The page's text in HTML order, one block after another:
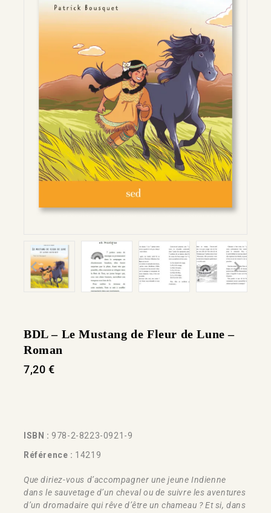
BDL – Le Mustang de Fleur de Lune –
Roman
7,20 €
ISBN : 978-2-8223-0921-9
Référence : 14219
Que diriez-vous d’accompagner une jeune Indienne
dans le sauvetage d’un cheval ou de suivre les aventures
d’un dromadaire qui rêve d’être un chameau ? Et si, dans